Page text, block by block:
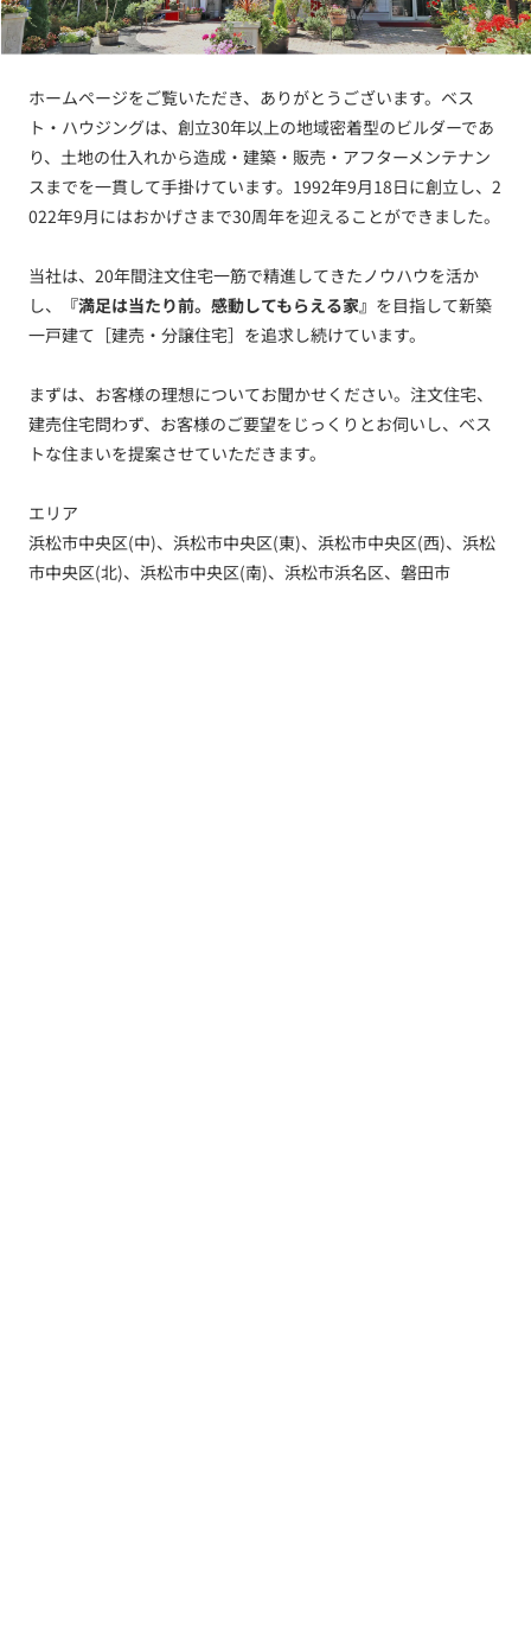
ホームページをご覧いただき、ありがとうございます。ベス
ト・ハウジングは、創立30年以上の地域密着型のビルダーであ
り、土地の仕入れから造成・建築・販売・アフターメンテナン
スまでを一貫して手掛けています。1992年9月18日に創立し、2
022年9月にはおかげさまで30周年を迎えることができました。
当社は、20年間注文住宅一筋で精進してきたノウハウを活か
し、
『満足は当たり前。感動してもらえる家』 を目指して新築
一戸建て［建売・分譲住宅］を追求し続けています。
まずは、お客様の理想についてお聞かせください。注文住宅、
建売住宅問わず、お客様のご要望をじっくりとお伺いし、ベス
トな住まいを提案させていただきます。
エリア
浜松市中央区(中)、浜松市中央区(東)、浜松市中央区(西)、浜松
市中央区(北)、浜松市中央区(南)、浜松市浜名区、磐田市